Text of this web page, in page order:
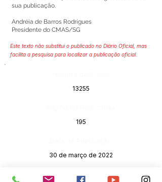
sua publicação.
Andréia de Barros Rodrigues
Presidente do CMAS/SG
Este texto não substitui o publicado no Diário Oficial, mas
facilita a pesquisa para localizar a publicação oficial.
13255
195
30 de março de 2022
Órgão: